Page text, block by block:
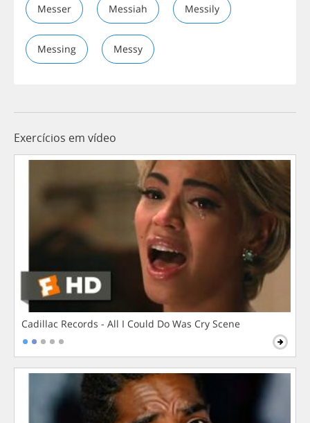
Messer Messiah Messily
Messing Messy
Exercícios em vídeo
Cadillac Records - All I Could Do Was Cry Scene